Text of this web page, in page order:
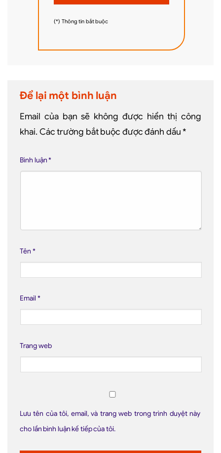
(*) Thông tin bắt buộc
Để lại một bình luận
Email của bạn sẽ không được hiển thị công
khai. Các trường bắt buộc được đánh dấu*
Bình luận*
Tên *
Email *
Trang web
Lưu tên của tôi, email, và trang web trong trình duyệt này
cho lần bình luận kế tiếp của tôi.